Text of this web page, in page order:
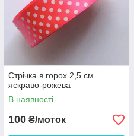
Стрічка в горох 2,5 см
яскраво-рожева
В наявності
100 ₴/моток